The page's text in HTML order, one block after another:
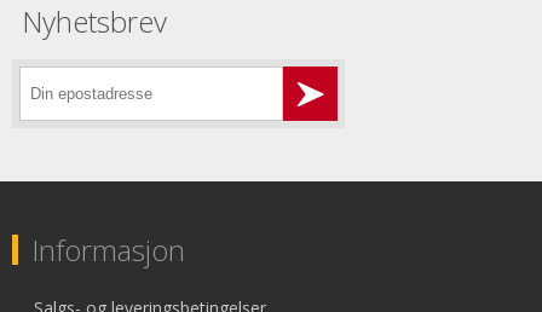
Nyhetsbrev
Informasjon